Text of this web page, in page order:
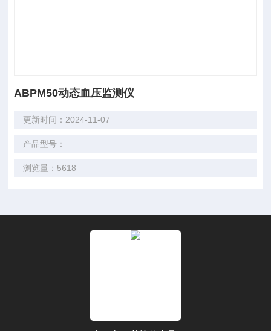
ABPM50动态血压监测仪
更新时间：2024-11-07
产品型号：
浏览量：5618